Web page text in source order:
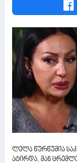
ლელა წურწუმია
ატირდა, მან